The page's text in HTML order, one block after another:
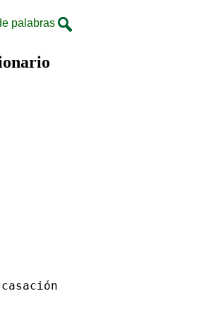
palabras
casación